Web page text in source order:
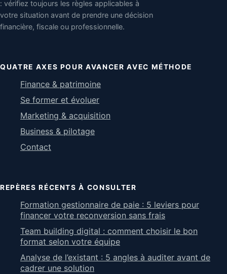
: vérifiez toujours les règles applicables à
votre situation avant de prendre une décision
financière, fiscale ou professionnelle.
QUATRE AXES POUR AVANCER AVEC MÉTHODE
Finance & patrimoine
Se former et évoluer
Marketing & acquisition
Business & pilotage
Contact
REPÈRES RÉCENTS À CONSULTER
Formation gestionnaire de paie : 5 leviers pour
financer votre reconversion sans frais
Team building digital : comment choisir le bon
format selon votre équipe
Analyse de l’existant : 5 angles à auditer avant de
cadrer une solution